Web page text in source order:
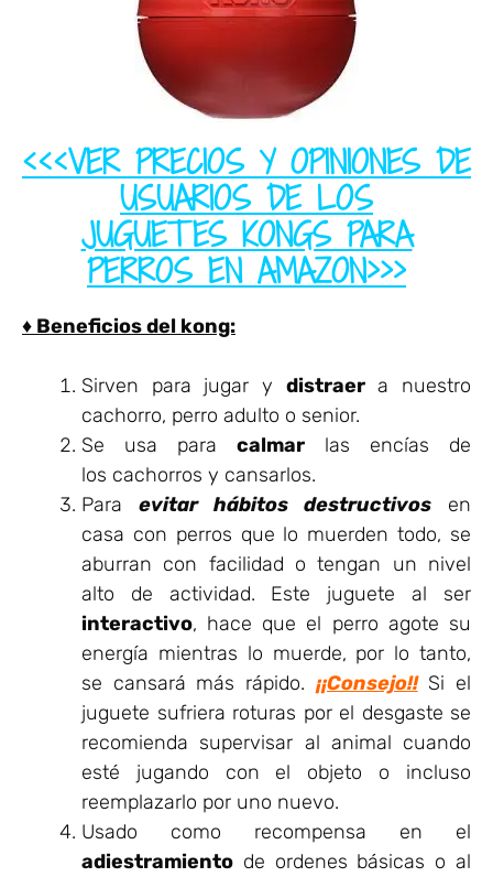
<<<VER PRECIOS Y OPINIONES DE
USUARIOS DE LOS
JUGUETES KONGS PARA
PERROS EN AMAZON>>>
♦ Beneficios del kong:
Sirven para jugar y distraera nuestro
cachorro, perro adulto o senior.
Se usa para calmar las encías de
los cachorros y cansarlos.
Para evitar hábitos destructivos en
casa con perros que lo muerden todo, se
aburran con facilidad o tengan un nivel
alto de actividad. Este juguete al ser
interactivo, hace que el perro agote su
energía mientras lo muerde, por lo tanto,
se cansará más rápido. ¡¡Consejo!!Si el
juguete sufriera roturas por el desgaste se
recomienda supervisar al animal cuando
esté jugando con el objeto o incluso
reemplazarlo por uno nuevo.
Usado como recompensa en el
adiestramiento de ordenes básicas o al